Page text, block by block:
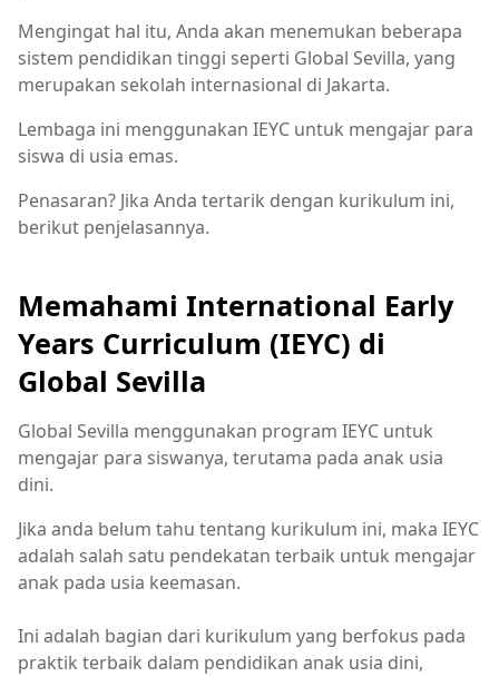
Mengingat hal itu, Anda akan menemukan beberapa
sistem pendidikan tinggi seperti Global Sevilla, yang
merupakan sekolah internasional di Jakarta.
Lembaga ini menggunakan IEYC untuk mengajar para
siswa di usia emas.
Penasaran? Jika Anda tertarik dengan kurikulum ini,
berikut penjelasannya.
Memahami International Early
Years Curriculum (IEYC) di
Global Sevilla
Global Sevilla menggunakan program IEYC untuk
mengajar para siswanya, terutama pada anak usia
dini.
Jika anda belum tahu tentang kurikulum ini, maka IEYC
adalah salah satu pendekatan terbaik untuk mengajar
anak pada usia keemasan.
Ini adalah bagian dari kurikulum yang berfokus pada
praktik terbaik dalam pendidikan anak usia dini,